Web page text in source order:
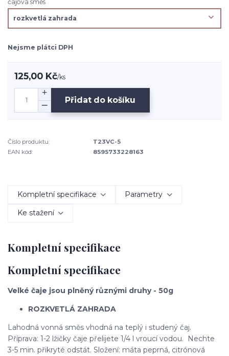
čajová směs
Nejsme plátci DPH
125,00 Kč/ks
Přidat do košíku
Číslo produktu:
T23VC-5
EAN kód:
8595733228163
Kompletní specifikace Parametry
Ke stažení
Kompletní specifikace
Kompletní specifikace
Velké čaje jsou plněný různými druhy - 50g
ROZKVETLÁ ZAHRADA
Lahodná vonná směs vhodná na teplý i studený čaj.
Příprava: 1-2 lžičky čaje přelijete 1/4 l vroucí vodou. Nechte
3-5 min. přikryté odstát. Složení: máta peprná, citrónová